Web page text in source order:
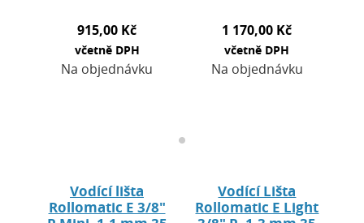
915,00 Kč
včetně DPH
Na objednávku
1 170,00 Kč
včetně DPH
Na objednávku
Vodící lišta
Rollomatic E 3/8"
Vodící Lišta
Rollomatic E Light